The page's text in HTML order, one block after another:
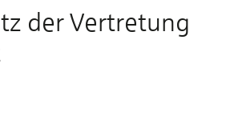
der Vertretung